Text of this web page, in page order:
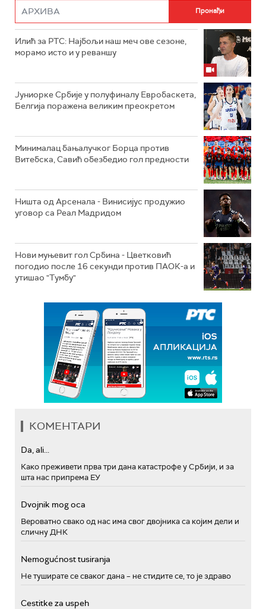
Илић за РТС: Најбољи наш меч ове сезоне,
морамо исто и у реваншу
Јуниорке Србије у полуфиналу Евробаскета,
Белгија поражена великим преокретом
Минималац бањалучког Борца против
Витебска, Савић обезбедио гол предности
Ништа од Арсенала - Винисијус продужио
уговор са Реал Мадридом
Нови муњевит гол Србина - Цветковић
погодио после 16 секунди против ПАОК-а и
утишао "Тумбу"
КОМЕНТАРИ
Da, ali...
Како преживети прва три дана катастрофе у Србији, и за
шта нас припрема ЕУ
Dvojnik mog oca
Вероватно свако од нас има свог двојника са којим дели и
сличну ДНК
Nemogućnost tusiranja
Не туширате се сваког дана – не стидите се, то је здраво
Cestitke za uspeh